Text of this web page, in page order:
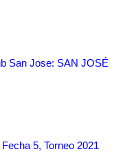
San Jose: SAN JOSÉ
5, Torneo 2021